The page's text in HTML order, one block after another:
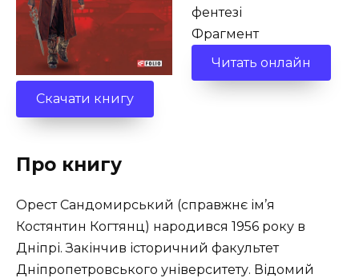
фентезі
Фрагмент
Читать онлайн
Скачати книгу
Про книгу
Орест Сандомирський (справжнє ім’я
Костянтин Когтянц) народився 1956 року в
Дніпрі. Закінчив історичний факультет
Дніпропетровського університету. Відомий